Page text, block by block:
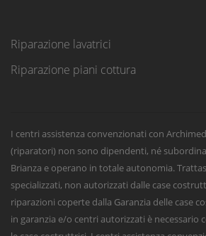
Riparazione lavatrici
Riparazione piani cottura
I centri assistenza convenzionati con
(riparatori) non sono dipendenti, né
Brianza e operano in totale autonomia.
specializzati, non autorizzati dalle case
riparazioni coperte dalla Garanzia delle case
in garanzia e/o centri autorizzati è